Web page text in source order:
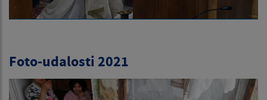
Foto-udalosti 2021